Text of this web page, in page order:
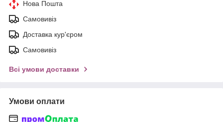
Нова Пошта
Самовивіз
Доставка кур'єром
Самовивіз
Всі умови доставки
Умови оплати